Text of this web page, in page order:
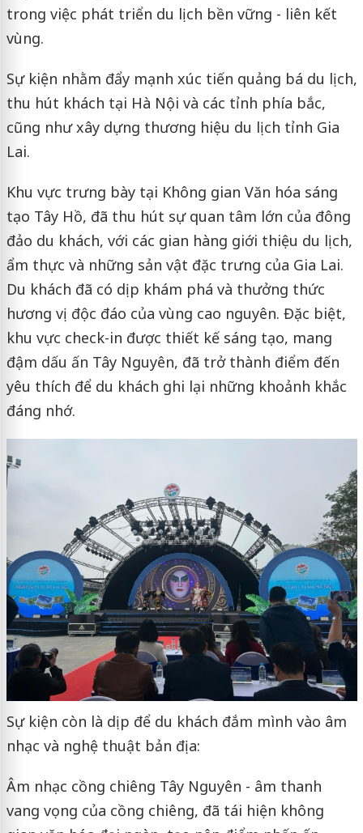
trong việc phát triển du lịch bền vững - liên kết
vùng.
Sự kiện nhằm đẩy mạnh xúc tiến quảng bá du lịch,
thu hút khách tại Hà Nội và các tỉnh phía bắc,
cũng như xây dựng thương hiệu du lịch tỉnh Gia
Lai.
Khu vực trưng bày tại Không gian Văn hóa sáng
tạo Tây Hồ, đã thu hút sự quan tâm lớn của đông
đảo du khách, với các gian hàng giới thiệu du lịch,
ẩm thực và những sản vật đặc trưng của Gia Lai.
Du khách đã có dịp khám phá và thưởng thức
hương vị độc đáo của vùng cao nguyên. Đặc biệt,
khu vực check-in được thiết kế sáng tạo, mang
đậm dấu ấn Tây Nguyên, đã trở thành điểm đến
yêu thích để du khách ghi lại những khoảnh khắc
đáng nhớ.
Sự kiện còn là dịp để du khách đắm mình vào âm
nhạc và nghệ thuật bản địa:
Âm nhạc cồng chiêng Tây Nguyên - âm thanh
vang vọng của cồng chiêng, đã tái hiện không